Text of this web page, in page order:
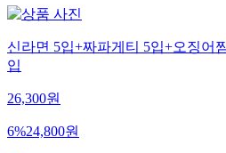
신라면 5입+짜파게티 5입+오징어
입
26,300원
6%24,800원